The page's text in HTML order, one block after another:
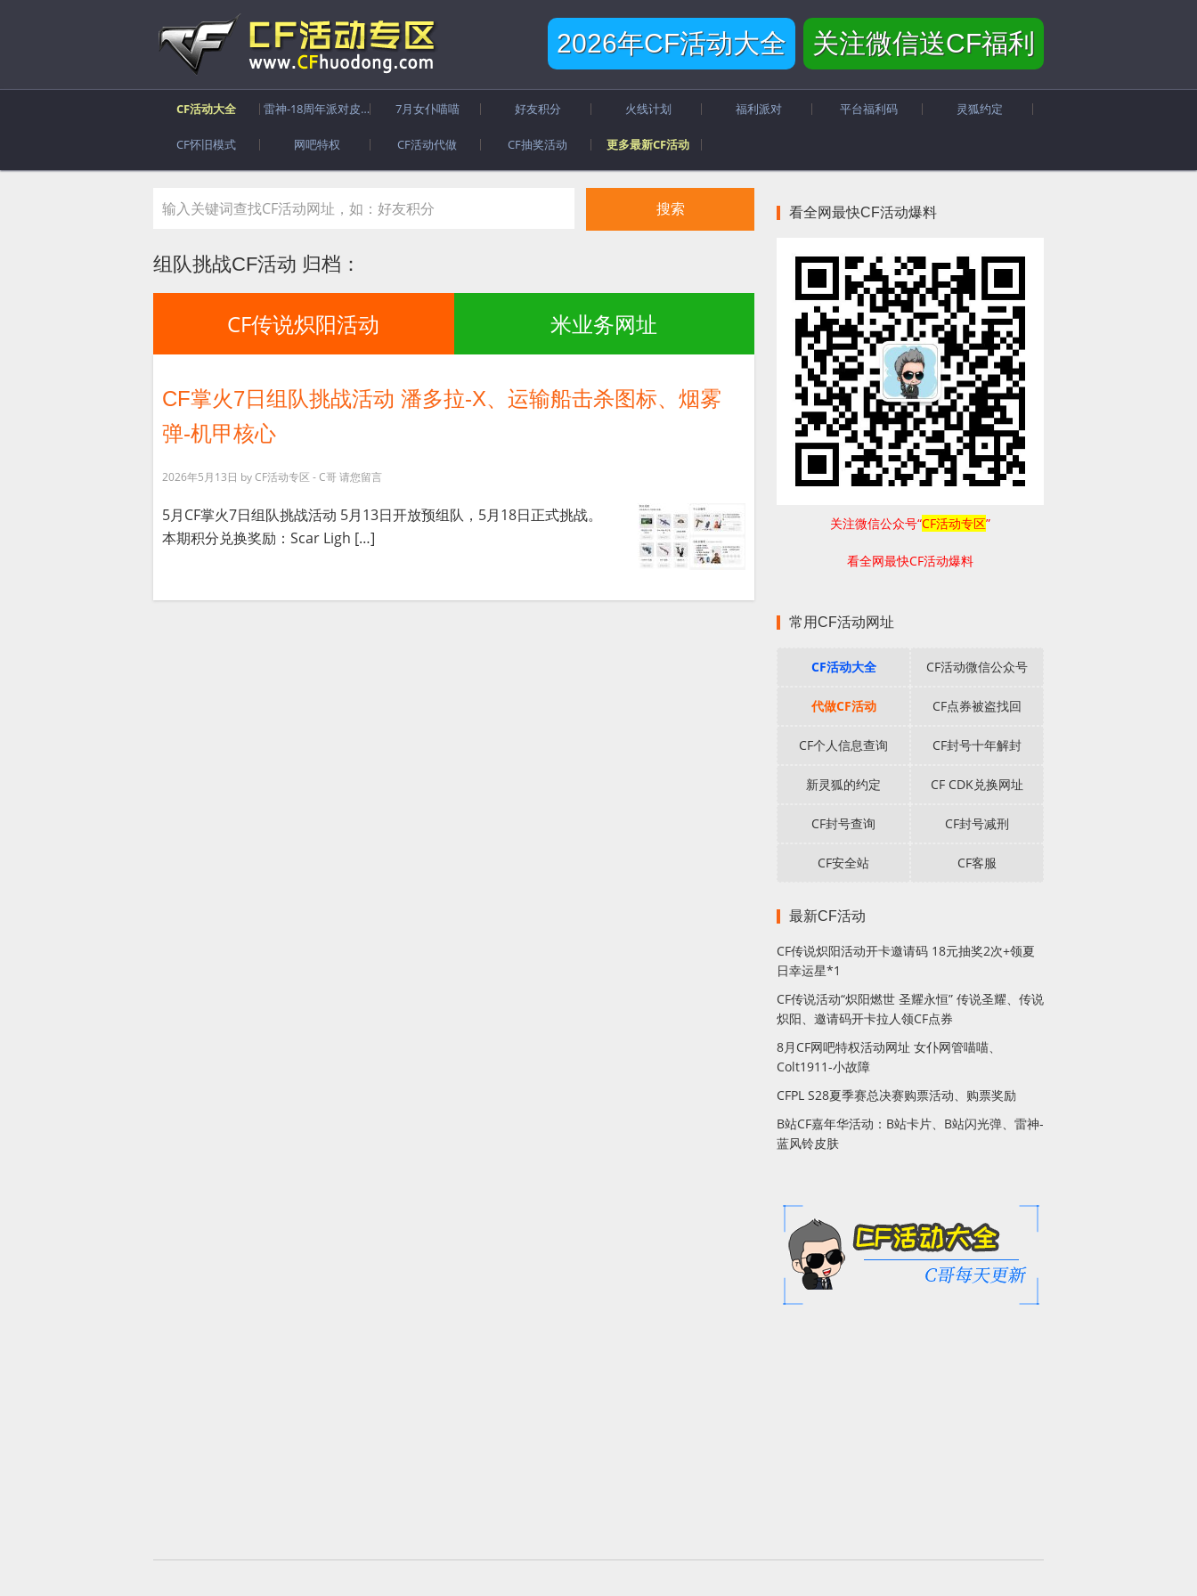
2026年CF活动大全 关注微信送CF福利
CF活动大全 雷神-18周年派对皮肤 7月女仆喵喵 好友积分 火线计划 福利派对 平台福利码 灵狐约定
CF怀旧模式 网吧特权 CF活动代做 CF抽奖活动 更多最新CF活动
组队挑战CF活动 归档：
CF传说炽阳活动 米业务网址
CF掌火7日组队挑战活动 潘多拉-X、运输船击杀图标、烟雾
弹-机甲核心
2026年5月13日 byCF活动专区 - C哥请您留言
5月CF掌火7日组队挑战活动 5月13日开放预组队，5月18日正式挑战。
本期积分兑换奖励：Scar Ligh […]
看全网最快CF活动爆料
关注微信公众号“CF活动专区”
看全网最快CF活动爆料
常用CF活动网址
CF活动大全 CF活动微信公众号
代做CF活动 CF点券被盗找回
CF个人信息查询 CF封号十年解封
新灵狐的约定 CF CDK兑换网址
CF封号查询 CF封号减刑
CF安全站 CF客服
最新CF活动
CF传说炽阳活动开卡邀请码 18元抽奖2次+领夏
日幸运星*1
CF传说活动“炽阳燃世 圣耀永恒” 传说圣耀、传说
炽阳、邀请码开卡拉人领CF点券
8月CF网吧特权活动网址 女仆网管喵喵、
Colt1911-小故障
CFPL S28夏季赛总决赛购票活动、购票奖励
B站CF嘉年华活动：B站卡片、B站闪光弹、雷神-
蓝风铃皮肤